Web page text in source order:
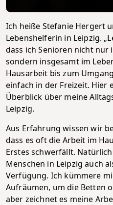
Ich heiße Stefanie Hergert
Lebenshelferin in Leipzig.
dass ich Senioren nicht nur
sondern insgesamt im
Hausarbeit bis zum
einfach in der Freizeit. Hier
Überblick über meine
Leipzig.
Aus Erfahrung wissen wir
dass es oft die Arbeit im
Erstes schwerfällt.
Menschen in Leipzig auch
Verfügung. Ich kümmere
Aufräumen, um die Betten
aber zeichnet es meine